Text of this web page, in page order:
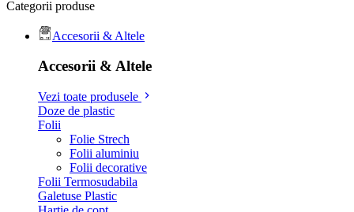
Categorii produse
Accesorii & Altele
Accesorii & Altele
Vezi toate produsele
Doze de plastic
Folii
Folie Strech
Folii aluminiu
Folii decorative
Folii Termosudabila
Galetuse Plastic